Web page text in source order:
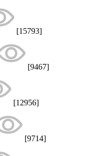
[15793]
[9467]
[12956]
[9714]